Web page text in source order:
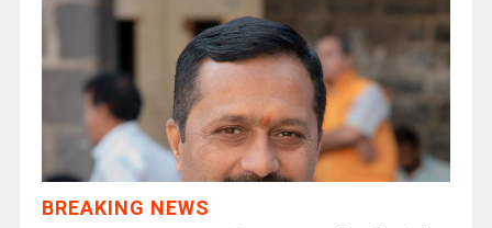
BREAKING NEWS